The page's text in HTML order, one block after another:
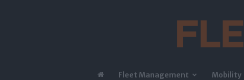
Fleet Management Mobility